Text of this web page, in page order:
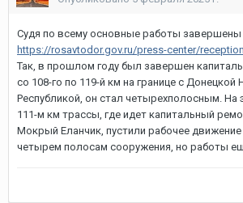
Судя по всему основные работы завершены
https://rosavtodor.gov.ru/press-center/
Так, в прошлом году был завершен
со 108-го по 119-й км на границе с Донецкой
Республикой, он стал четырехполосным. На
111-м км трассы, где идет капитальный
Мокрый Еланчик, пустили рабочее
четырем полосам сооружения, но работы